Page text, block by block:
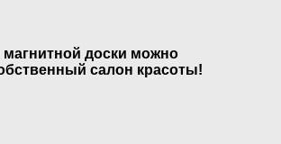
доски можно
салон красоты!